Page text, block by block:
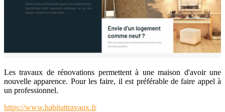
Les travaux de rénovations permettent à une maison d'avoir une
nouvelle apparence. Pour les faire, il est préférable de faire appel à
un professionnel.
https://www.habitattravaux.fr